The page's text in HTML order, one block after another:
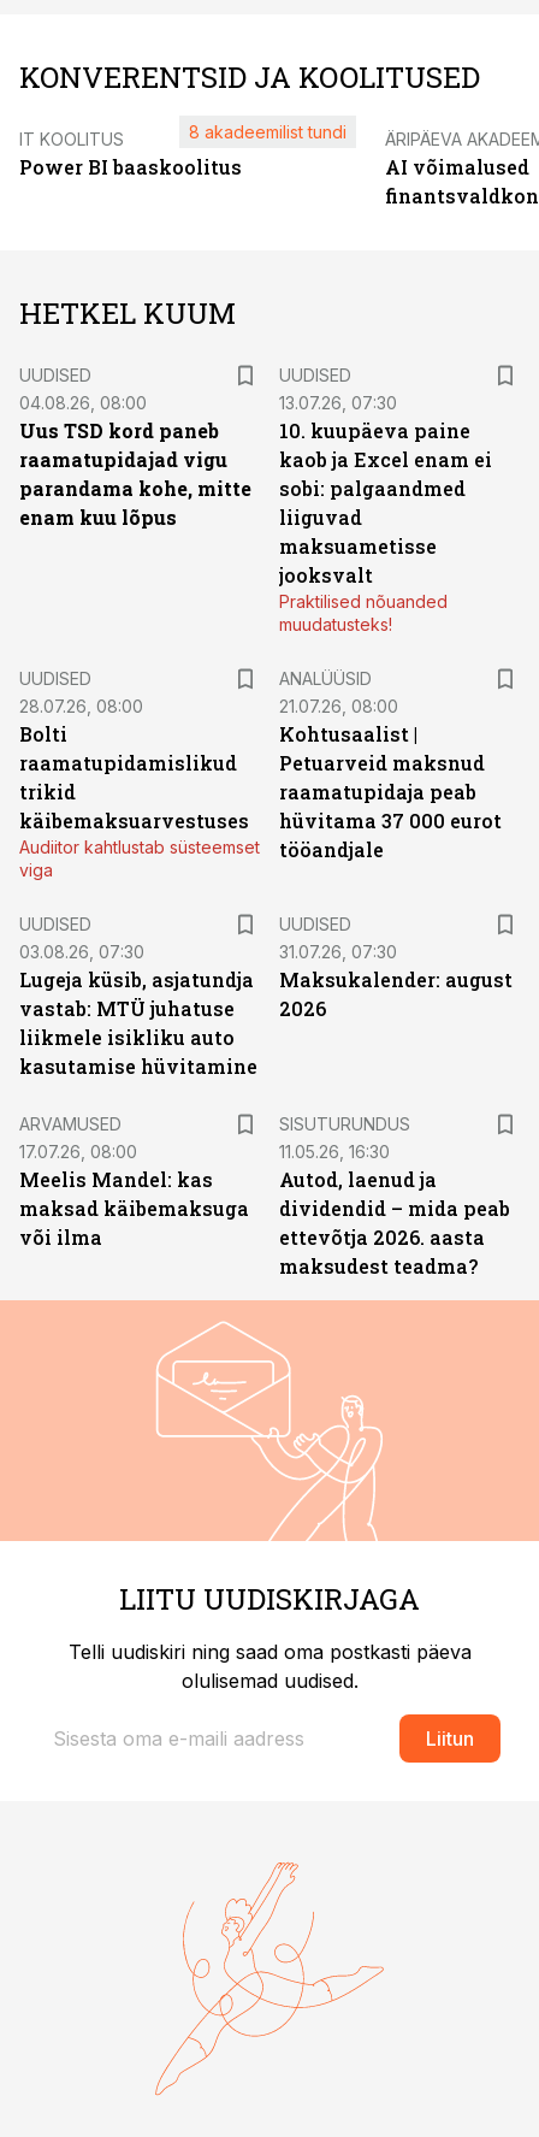
KONVERENTSID JA KOOLITUSED
IT KOOLITUS
Power BI baaskoolitus
8 akadeemilist tundi ÄRIPÄEVA
AI võimalused
HETKEL KUUM
UUDISED
04.08.26, 08:00
Uus TSD kord paneb
raamatupidajad vigu
parandama kohe, mitte
enam kuu lõpus
UUDISED
13.07.26, 07:30
10. kuupäeva paine
kaob ja Excel enam ei
sobi: palgaandmed
liiguvad
maksuametisse
jooksvalt
Praktilised nõuanded
muudatusteks!
UUDISED
28.07.26, 08:00
Bolti
raamatupidamislikud
trikid
käibemaksuarvestuses
Audiitor kahtlustab süsteemset
viga
ANALÜÜSID
21.07.26, 08:00
Kohtusaalist |
Petuarveid maksnud
raamatupidaja peab
hüvitama 37 000 eurot
tööandjale
UUDISED
03.08.26, 07:30
Lugeja küsib, asjatundja
vastab: MTÜ juhatuse
liikmele isikliku auto
kasutamise hüvitamine
UUDISED
31.07.26, 07:30
Maksukalender: august
2026
ARVAMUSED
17.07.26, 08:00
Meelis Mandel: kas
maksad käibemaksuga
või ilma
SISUTURUNDUS
11.05.26, 16:30
Autod, laenud ja
dividendid – mida peab
ettevõtja 2026. aasta
maksudest teadma?
LIITU UUDISKIRJAGA
Telli uudiskiri ning saad oma postkasti päeva
olulisemad uudised.
Liitun